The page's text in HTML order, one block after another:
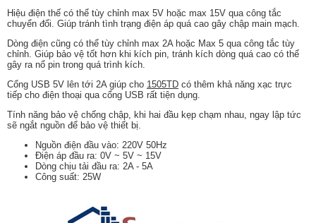
Hiệu điện thế có thể tùy chỉnh max 5V hoặc max 15V qua công tắc
chuyển đổi. Giúp tránh tình trạng điện áp quá cao gây chập main mạch.
Dòng điện cũng có thể tùy chỉnh max 2A hoặc Max 5 qua công tắc tùy
chỉnh. Giúp bảo vệ tốt hơn khi kích pin, tránh kích dòng quá cao có thể
gây ra nổ pin trong quá trình kích.
Cổng USB 5V lên tới 2A giúp cho 1505TD có thêm khả năng xạc trực
tiếp cho điện thoại qua cổng USB rất tiện dụng.
Tính năng bảo vệ chống chập, khi hai đầu kẹp chạm nhau, ngay lập tức
sẽ ngắt nguồn để bảo vệ thiết bị.
Nguồn điện đầu vào: 220V 50Hz
Điện áp đầu ra: 0V ~ 5V ~ 15V
Dòng chịu tải đầu ra: 2A - 5A
Công suất: 25W